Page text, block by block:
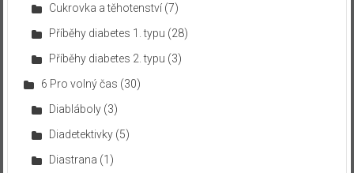
Cukrovka a těhotenství(7)
Příběhy diabetes 1. typu (28)
Příběhy diabetes 2. typu (3)
6 Pro volný čas (30)
Diabláboly(3)
Diadetektivky(5)
Diastrana (1)